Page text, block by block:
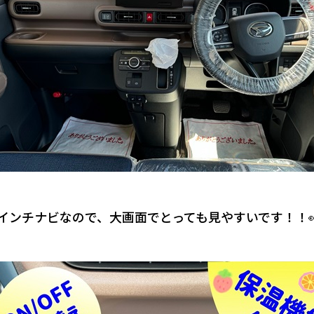
ンチナビなので、大画面でとっても見やすいです！！